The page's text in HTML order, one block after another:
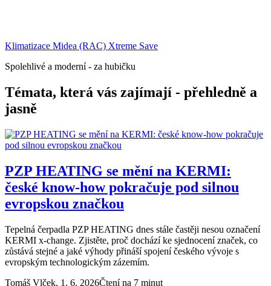
Klimatizace Midea (RAC) Xtreme Save
Spolehlivé a moderní - za hubičku
Témata, která vás zajímají - přehledně a
jasně
PZP HEATING se mění na KERMI:
české know-how pokračuje pod silnou
evropskou značkou
Tepelná čerpadla PZP HEATING dnes stále častěji nesou označení
KERMI x-change. Zjistěte, proč dochází ke sjednocení značek, co
zůstává stejné a jaké výhody přináší spojení českého vývoje s
evropským technologickým zázemím.
Tomáš Vlček, 1. 6. 2026Čtení na 7 minut